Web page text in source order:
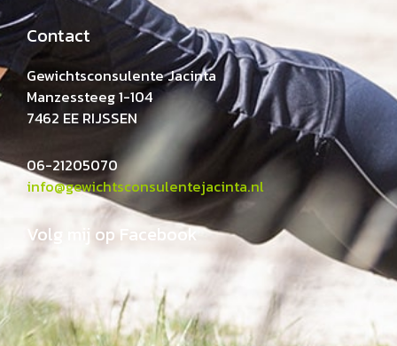
Contact
Gewichtsconsulente Jacinta
Manzessteeg 1-104
7462 EE RIJSSEN
06-21205070
info@gewichtsconsulentejacinta.nl
Volg mij op Facebook